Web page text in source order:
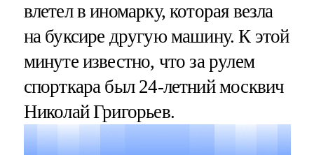
влетел в иномарку, которая везла
на буксире другую машину. К этой
минуте известно, что за рулем
спорткара был 24-летний москвич
Николай Григорьев.